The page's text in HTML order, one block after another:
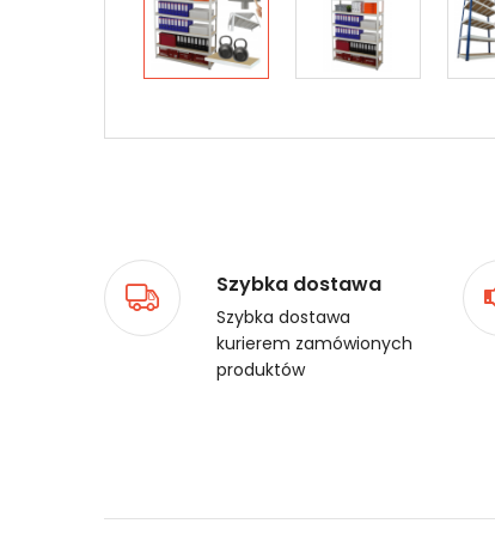
Szybka dostawa
Szybka dostawa
kurierem zamówionych
produktów